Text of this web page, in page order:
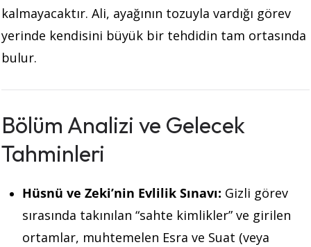
kalmayacaktır. Ali, ayağının tozuyla vardığı görev
yerinde kendisini büyük bir tehdidin tam ortasında
bulur.
Bölüm Analizi ve Gelecek
Tahminleri
Hüsnü ve Zeki’nin Evlilik Sınavı: Gizli görev
sırasında takınılan “sahte kimlikler” ve girilen
ortamlar, muhtemelen Esra ve Suat (veya